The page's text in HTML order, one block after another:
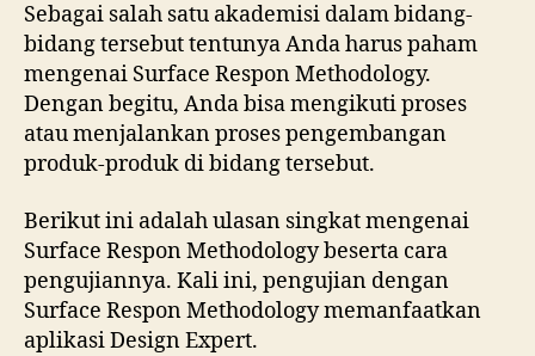
Sebagai salah satu akademisi dalam bidang-
bidang tersebut tentunya Anda harus paham
mengenai Surface Respon Methodology.
Dengan begitu, Anda bisa mengikuti proses
atau menjalankan proses pengembangan
produk-produk di bidang tersebut.
Berikut ini adalah ulasan singkat mengenai
Surface Respon Methodology beserta cara
pengujiannya. Kali ini, pengujian dengan
Surface Respon Methodology memanfaatkan
aplikasi Design Expert.